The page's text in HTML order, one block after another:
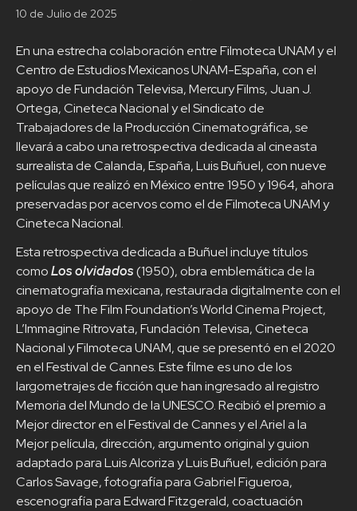
10 de Julio de 2025
En una estrecha colaboración entre Filmoteca UNAM y el
Centro de Estudios Mexicanos UNAM-España, con el
apoyo de Fundación Televisa, Mercury Films, Juan J.
Ortega, Cineteca Nacional y el Sindicato de
Trabajadores de la Producción Cinematográfica, se
llevará a cabo una retrospectiva dedicada al cineasta
surrealista de Calanda, España, Luis Buñuel, con nueve
películas que realizó en México entre 1950 y 1964, ahora
preservadas por acervos como el de Filmoteca UNAM y
Cineteca Nacional.
Esta retrospectiva dedicada a Buñuel incluye títulos
comoLos olvidados(1950), obra emblemática de la
cinematografía mexicana, restaurada digitalmente con el
apoyo de The Film Foundation’s World Cinema Project,
L’Immagine Ritrovata, Fundación Televisa, Cineteca
Nacional y Filmoteca UNAM, que se presentó en el 2020
en el Festival de Cannes. Este filme es uno de los
largometrajes de ficción que han ingresado al registro
Memoria del Mundo de la UNESCO. Recibió el premio a
Mejor director en el Festival de Cannes y el Ariel a la
Mejor película, dirección, argumento original y guion
adaptado para Luis Alcoriza y Luis Buñuel, edición para
Carlos Savage, fotografía para Gabriel Figueroa,
escenografía para Edward Fitzgerald, coactuación